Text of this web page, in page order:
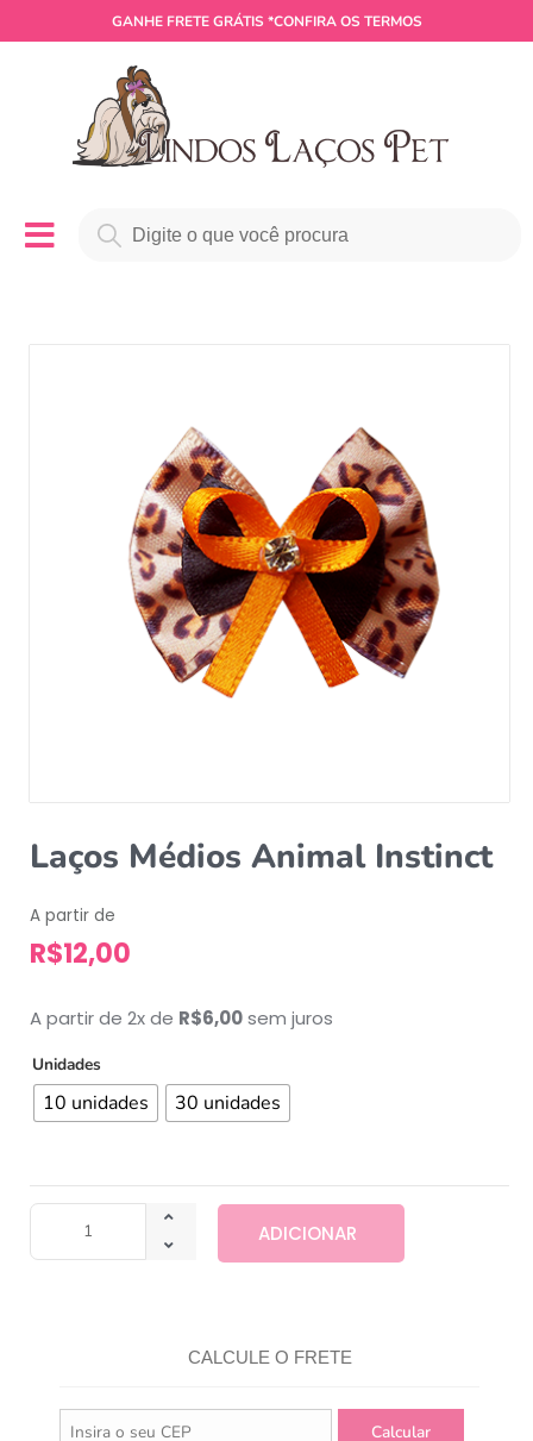
GANHE FRETE GRÁTIS *CONFIRA OS TERMOS
Laços Médios Animal Instinct
A partir de
R$12,00
A partir de 2x de R$6,00sem juros
Unidades
10 unidades 30 unidades
ADICIONAR
CALCULE O FRETE